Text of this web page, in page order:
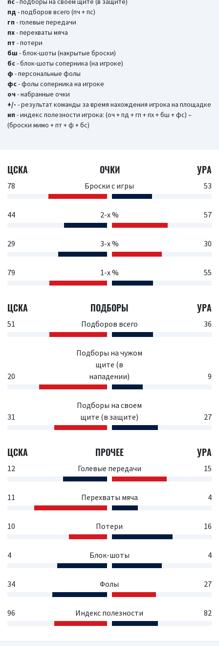
пд - подборов всего (пч + пс)
гп - голевые передачи
пх- перехваты мяча
пт - потери
бш - блок-шоты (накрытые броски)
бc- блок-шоты соперника (на игроке)
ф - персональные фолы
фс- фолы соперника на игроке
оч - набранные очки
+/- - результат команды за время нахождения игрока на площадке
ип - индекс полезности игрока: (оч + пд + гп + пх + бш + фс) –
(броски мимо + пт + ф + бс)
ЦСКА ОЧКИ УРА
78 Броски с игры 53
44 2-х % 57
29 3-х % 30
79 1-х % 55
ЦСКА ПОДБОРЫ УРА
51 Подборов всего 36
20
Подборы на чужом
щите (в
нападении)
9
31
Подборы на своем
щите (в защите)
27
ЦСКА ПРОЧЕЕ УРА
12 Голевые передачи 15
11 Перехваты мяча 4
10 Потери 16
4 Блок-шоты 4
34 Фолы 27
96 Индекс полезности 82